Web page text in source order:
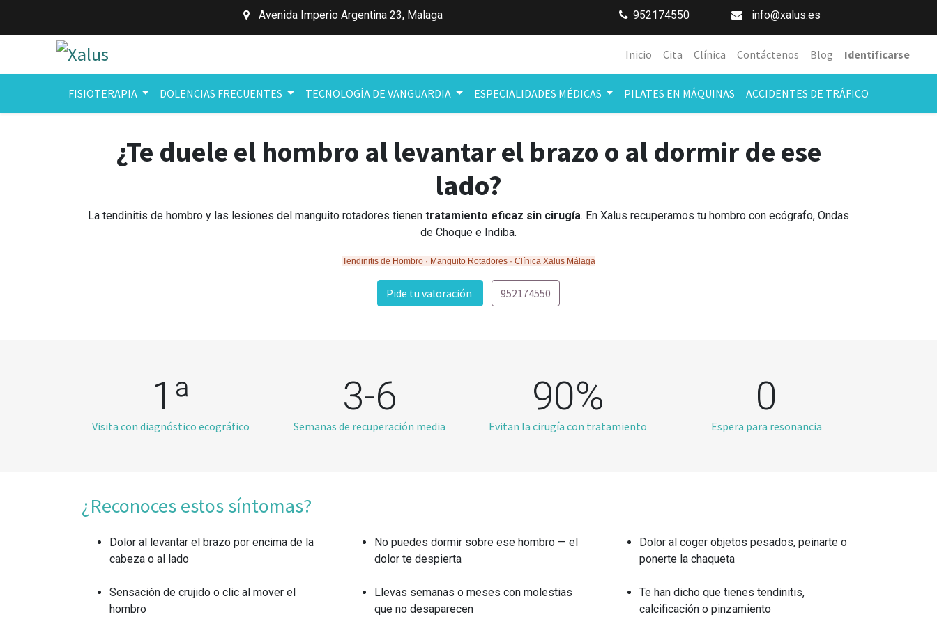
Avenida Imperio Argentina 23, Malaga 952174550 info@xalus.es
Inicio Cita Clínica Contáctenos Blog Identificarse
FISIOTERAPIA DOLENCIAS FRECUENTES TECNOLOGÍA DE VANGUARDIA ESPECIALIDADES MÉDICAS PILATES EN MÁQUINAS ACCIDENTES DE TRÁFICO
¿Te duele el hombro al levantar el brazo o al dormir de ese
lado?
La tendinitis de hombro y las lesiones del manguito rotadores tienen tratamiento eficaz sin cirugía. En Xalus recuperamos tu hombro con ecógrafo, Ondas
de Choque e Indiba.
Tendinitis de Hombro · Manguito Rotadores · Clínica Xalus Málaga
Pide tu valoración 952174550
1ª
Visita con diagnóstico ecográfico
3-6
Semanas de recuperación media
90%
Evitan la cirugía con tratamiento
0
Espera para resonancia
¿Reconoces estos síntomas?
Dolor al levantar el brazo por encima de la
cabeza o al lado
Sensación de crujido o clic al mover el
hombro
No puedes dormir sobre ese hombro — el
dolor te despierta
Llevas semanas o meses con molestias
que no desaparecen
Dolor al coger objetos pesados, peinarte o
ponerte la chaqueta
Te han dicho que tienes tendinitis,
calcificación o pinzamiento